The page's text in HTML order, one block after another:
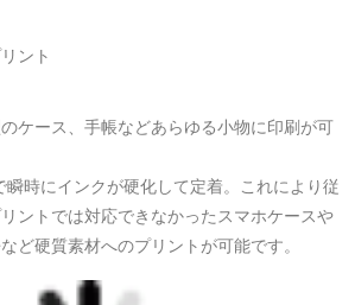
ント
ケース、手帳などあらゆる小物に印刷が可
瞬時にインクが硬化して定着。これにより従
ントでは対応できなかったスマホケースや
ど硬質素材へのプリントが可能です。